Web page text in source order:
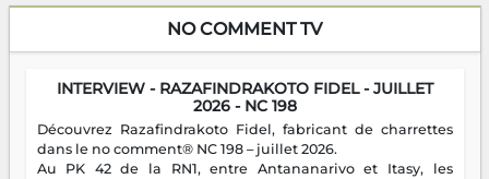
NO COMMENT TV
INTERVIEW - RAZAFINDRAKOTO FIDEL - JUILLET
2026 - NC 198
Découvrez Razafindrakoto Fidel, fabricant de charrettes
dans le no comment® NC 198 – juillet 2026.
Au PK 42 de la RN1, entre Antananarivo et Itasy, les